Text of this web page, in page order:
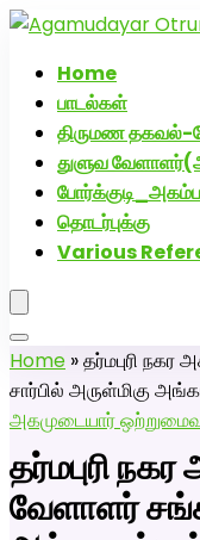
Home
பாடல்கள்
திருமண தகவல்-
துளுவ
தொடர்புக்கு
Various
Home »தர்மபுரி
சார்பில் அருள்மிகு
அகமுடையார் ஒற்றுமை
தர்மபுரி
வேளாளர்
அகமுடையார்